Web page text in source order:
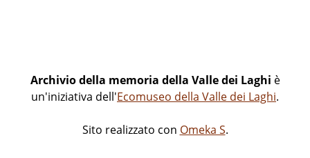
Archivio della memoria della Valle dei Laghi è
un'iniziativa dell'Ecomuseo della Valle dei Laghi.
Sito realizzato con Omeka S.